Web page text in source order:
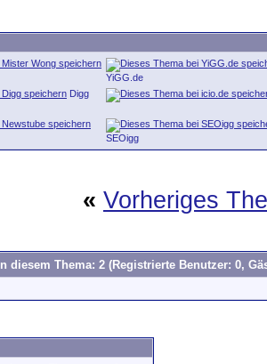
YiGG.de
Digg
SEOigg
« Vorheriges
diesem Thema: 2 (Registrierte Benutzer: 0,